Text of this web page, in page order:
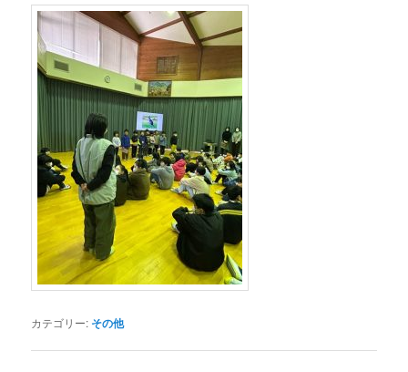
カテゴリー: その他